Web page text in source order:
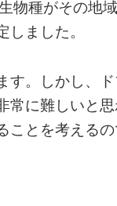
物種がその地
ました。
す。しかし、
常に難しいと
ことを考える